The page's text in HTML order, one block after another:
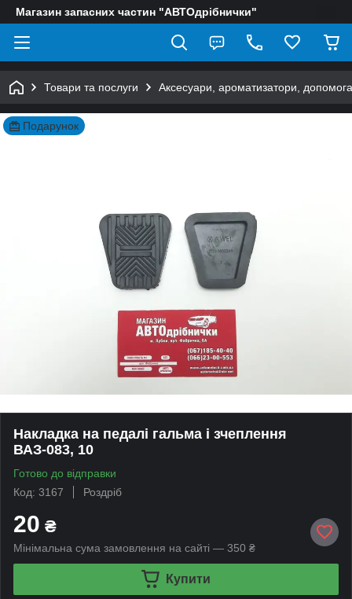
Магазин запасних частин "АВТОдрібнички"
Товари та послуги Аксесуари, ароматизатори,
Подарунок
Накладка на педалі гальма і зчеплення
ВАЗ-083, 10
Готово до відправки
Код: 3167
Роздріб
20 ₴
Мінімальна сума замовлення на сайті — 350 ₴
Купити